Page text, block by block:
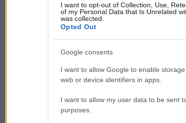
I want to opt-out of Collection, Use,
of my Personal Data that Is Unrelated
was collected.
Opted Out
Google consents
I want to allow Google to enable
web or device identifiers in apps.
I want to allow my user data to be sent
purposes.